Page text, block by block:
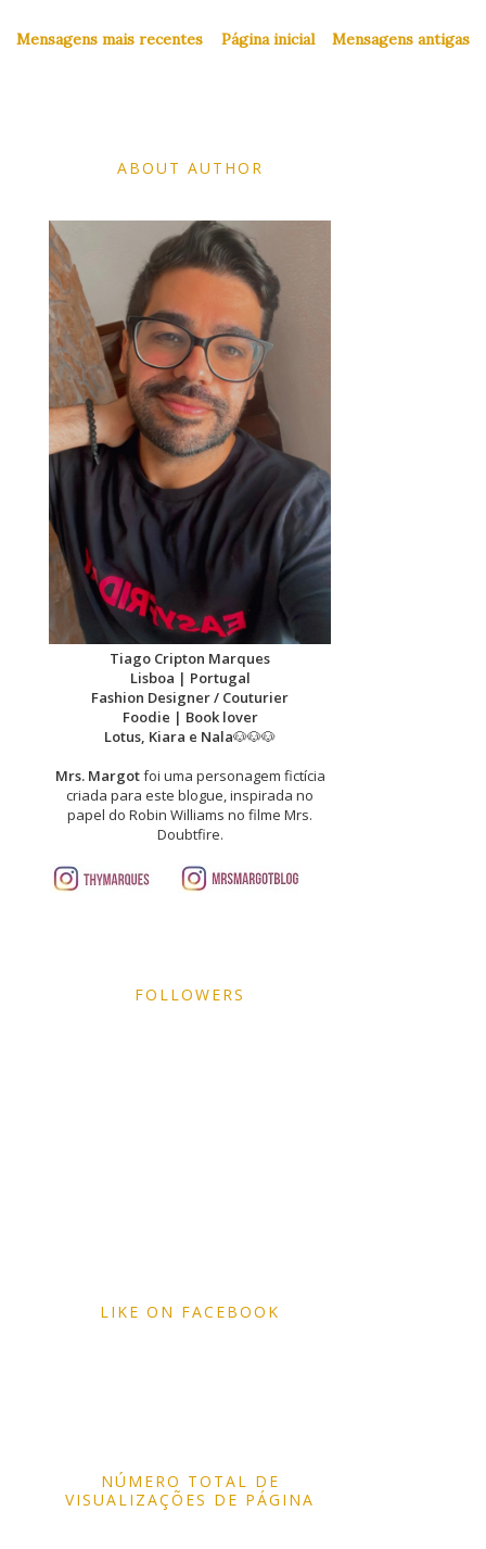
Mensagens mais recentes Mensagens antigas
Página inicial
ABOUT AUTHOR
Tiago Cripton Marques
Lisboa | Portugal
Fashion Designer / Couturier
Foodie | Book lover
Lotus, Kiara e Nala🐶🐶🐶
Mrs. Margotfoi uma personagem fictícia
criada para este blogue, inspirada no
papel do Robin Williams no filme Mrs.
Doubtfire.
FOLLOWERS
LIKE ON FACEBOOK
NÚMERO TOTAL DE
VISUALIZAÇÕES DE PÁGINA